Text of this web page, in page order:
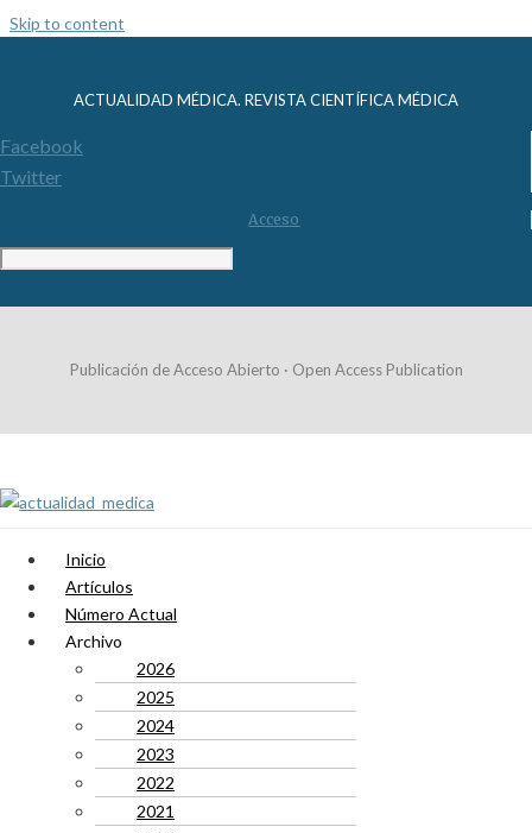
Skip to content
ACTUALIDAD MÉDICA. REVISTA CIENTÍFICA MÉDICA
Facebook
Twitter
Acceso
Publicación de Acceso Abierto · Open Access Publication
Inicio
Artículos
Número Actual
Archivo
2026
2025
2024
2023
2022
2021